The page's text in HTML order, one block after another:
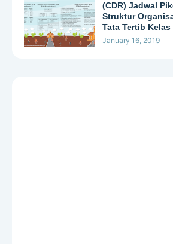
(CDR) Jadwal
Struktur
Tata Tertib Kelas
January 16, 2019